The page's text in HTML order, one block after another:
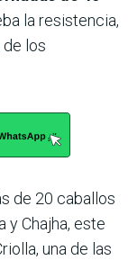
la resistencia,
los
de 20 caballos
y Chajha, este
una de las